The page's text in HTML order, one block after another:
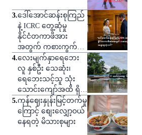
3.ဒေါ်အောင်ဆန်းစုကြည်
နဲ့ ICRC တွေ့ဆုံမှု
နိုင်ငံတကာဖိအား
အတွက် ကစားကွက်
တစ်ခုဟု သုံးသပ်
4.လေးမျက်နှာရေဘေး
လူ နှစ်ဦး သေဆုံး၊
ရေဘေးသင့်သူ သုံး
သောင်းကျော်အထိ ရှိ
လာ
5.ကုန်ဈေးနှုန်းမြင့်တက်မှု
ကြောင့် စျေးလျှော့ဝယ်
နေရတဲ့ မိသားစုများ